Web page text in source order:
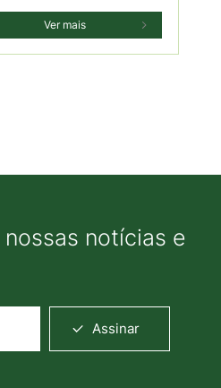
Ver mais
notícias e
Assinar